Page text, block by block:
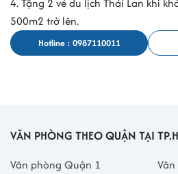
4. Tặng 2 vé du lịch Thái Lan khi
500m2 trở lên.
Hotline : 0987110011
VĂN PHÒNG THEO QUẬN TẠI
Văn phòng Quận 1